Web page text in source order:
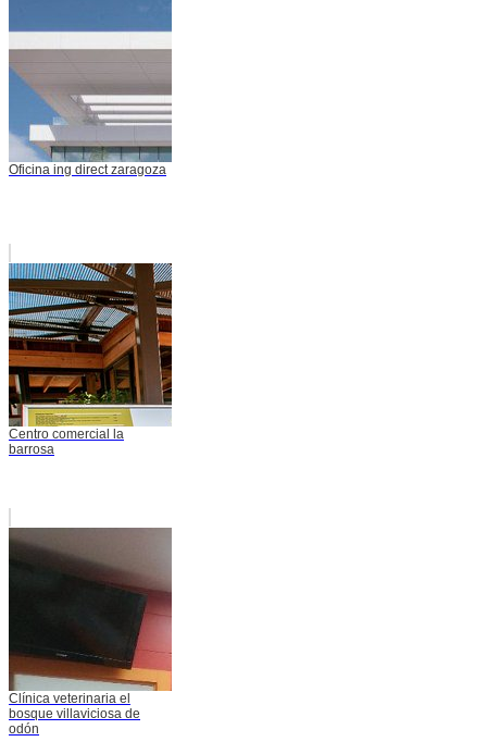
Oficina ing direct zaragoza
Centro comercial la
barrosa
Clínica veterinaria el
bosque villaviciosa de
odón